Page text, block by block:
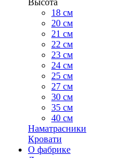
Высота
18 см
20 см
21 см
22 см
23 см
24 см
25 см
27 см
30 см
35 см
40 см
Наматрасники
Кровати
О фабрике